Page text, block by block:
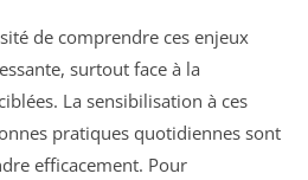
de comprendre ces enjeux
surtout face à la
La sensibilisation à ces
pratiques quotidiennes sont
efficacement. Pour